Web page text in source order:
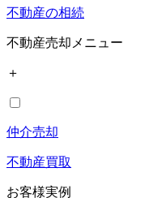
不動産の相続
不動産売却メニュー
＋
仲介売却
不動産買取
お客様実例